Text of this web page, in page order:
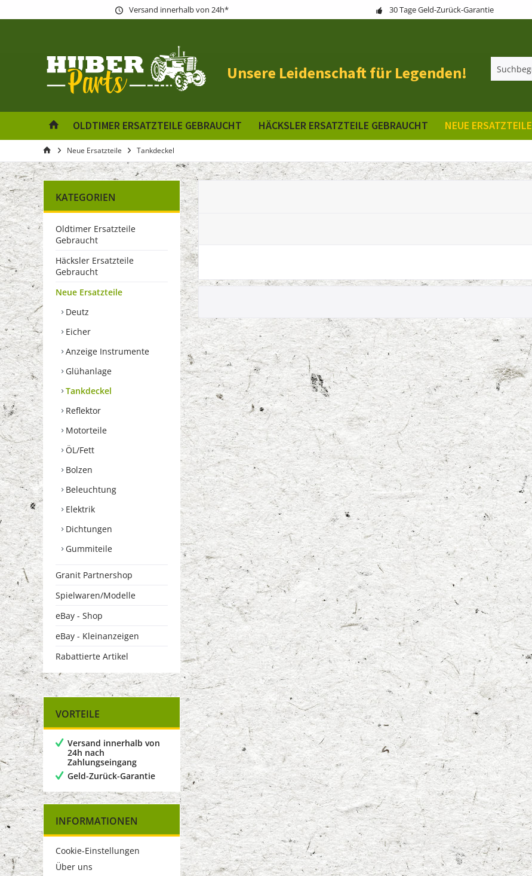
Versand innerhalb von 24h* 30 Tage Geld-Zurück-Garantie
Unsere Leidenschaft für Legenden!
OLDTIMER ERSATZTEILE GEBRAUCHT HÄCKSLER ERSATZTEILE GEBRAUCHT NEUE ERSATZTEILE
Neue Ersatzteile Tankdeckel
KATEGORIEN
Oldtimer Ersatzteile
Gebraucht
Häcksler Ersatzteile
Gebraucht
Neue Ersatzteile
Deutz
Eicher
Anzeige Instrumente
Glühanlage
Tankdeckel
Reflektor
Motorteile
ÖL/Fett
Bolzen
Beleuchtung
Elektrik
Dichtungen
Gummiteile
Granit Partnershop
Spielwaren/Modelle
eBay - Shop
eBay - Kleinanzeigen
Rabattierte Artikel
VORTEILE
Versand innerhalb von
24h nach
Zahlungseingang
Geld-Zurück-Garantie
INFORMATIONEN
Cookie-Einstellungen
Über uns